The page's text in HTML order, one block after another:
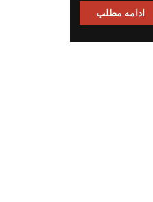
ادامه مطلب